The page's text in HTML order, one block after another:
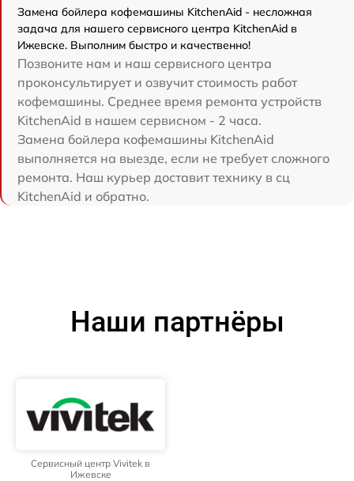
Замена бойлера кофемашины KitchenAid - несложная
задача для нашего сервисного центра KitchenAid в
Ижевске. Выполним быстро и качественно!
Позвоните нам и наш сервисного центра
проконсультирует и озвучит стоимость работ
кофемашины. Среднее время ремонта устройств
KitchenAid в нашем сервисном - 2 часа.
Замена бойлера кофемашины KitchenAid
выполняется на выезде, если не требует сложного
ремонта. Наш курьер доставит технику в сц
KitchenAid и обратно.
Наши партнёры
Сервисный центр Vivitek в
Ижевске